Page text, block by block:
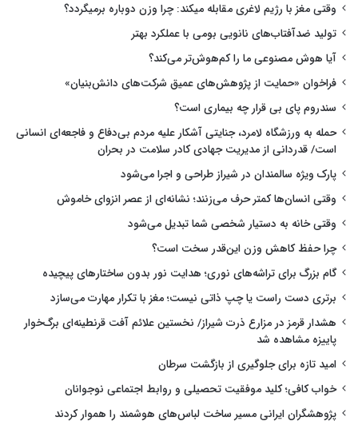
وقتی مغز با رژیم لاغری مقابله میکند: چرا وزن دوباره برمیگردد؟
تولید ضدآفتاب‌های نانویی بومی با عملکرد بهتر
آیا هوش مصنوعی ما را کم‌هوش‌تر می‌کند؟
فراخوان «حمایت از پژوهش‌های عمیق شرکت‌های دانش‌بنیان»
سندروم پای بی قرار چه بیماری است؟
حمله به ورزشگاه لامرد، جنایتی آشکار علیه مردم بی‌دفاع و فاجعه‌ای انسانی
است/ قدردانی از مدیریت جهادی کادر سلامت در بحران
پارک ویژه سالمندان در شیراز طراحی و اجرا می‌شود
وقتی انسان‌ها کمتر حرف می‌زنند؛ نشانه‌ای از عصر انزوای خاموش
وقتی خانه به دستیار شخصی شما تبدیل می‌شود
چرا حفظ کاهش وزن این‌قدر سخت است؟
گام بزرگ برای تراشه‌های نوری؛ هدایت نور بدون ساختارهای پیچیده
برتری دست راست یا چپ ذاتی نیست؛ مغز با تکرار مهارت می‌سازد
هشدار قرمز در مزارع ذرت شیراز/ نخستین علائم آفت قرنطینه‌ای برگ‌خوار
پاییزه مشاهده شد
امید تازه برای جلوگیری از بازگشت سرطان
خواب کافی؛ کلید موفقیت تحصیلی و روابط اجتماعی نوجوانان
پژوهشگران ایرانی مسیر ساخت لباس‌های هوشمند را هموار کردند